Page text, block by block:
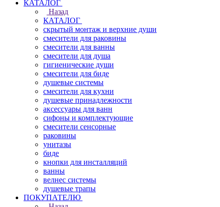
КАТАЛОГ
Назад
КАТАЛОГ
скрытый монтаж и верхние души
смесители для раковины
смесители для ванны
смесители для душа
гигиенические души
смесители для биде
душевые системы
смесители для кухни
душевые принадлежности
аксессуары для ванн
сифоны и комплектующие
смесители сенсорные
раковины
унитазы
биде
кнопки для инсталляций
ванны
велнес системы
душевые трапы
ПОКУПАТЕЛЮ